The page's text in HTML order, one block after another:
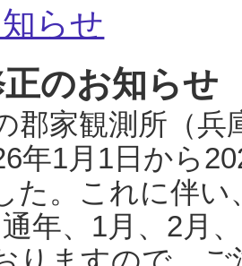
らせ
のお知らせ
郡家観測所（
年1月1日から
た。これに伴い
年、1月、2月